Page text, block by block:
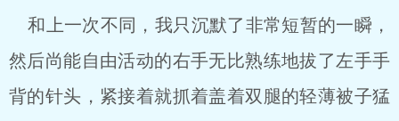
和上一次不同，我只沉默了非常短暂的一瞬，
然后尚能自由活动的右手无比熟练地拔了左手手
背的针头，紧接着就抓着盖着双腿的轻薄被子猛